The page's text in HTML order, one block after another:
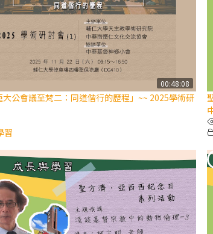
00:48:08
大公會議至梵二：同道偕行的歷程」~~ 2025學術研
習